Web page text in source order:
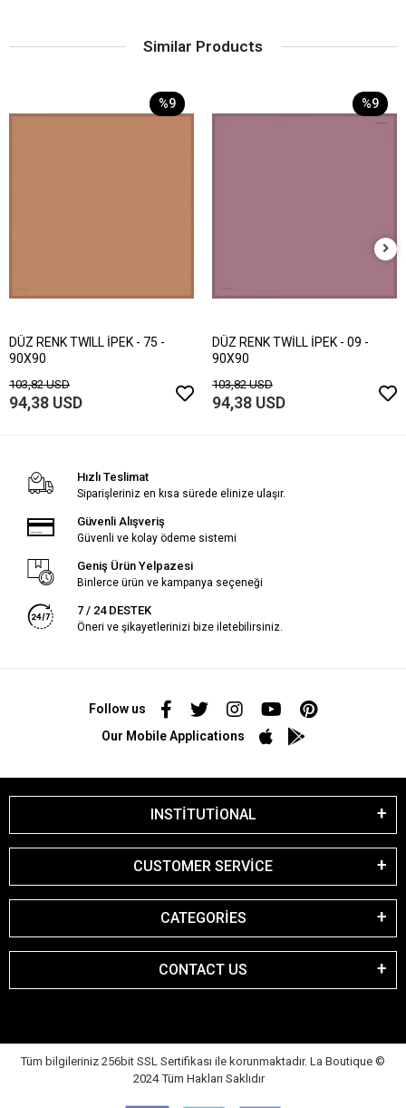
Similar Products
%9
DÜZ RENK TWILL İPEK - 75 -
90X90
103,82 USD
94,38 USD
%9
DÜZ RENK TWİLL İPEK - 09 -
90X90
103,82 USD
94,38 USD
Hızlı Teslimat
Siparişleriniz en kısa sürede elinize ulaşır.
Güvenli Alışveriş
Güvenli ve kolay ödeme sistemi
Geniş Ürün Yelpazesi
Binlerce ürün ve kampanya seçeneği
7 / 24 DESTEK
Öneri ve şikayetlerinizi bize iletebilirsiniz.
Follow us
Our Mobile Applications
INSTİTUTİONAL
CUSTOMER SERVİCE
CATEGORİES
CONTACT US
Tüm bilgileriniz 256bit SSL Sertifikası ile korunmaktadır. La Boutique ©
2024 Tüm Hakları Saklıdır